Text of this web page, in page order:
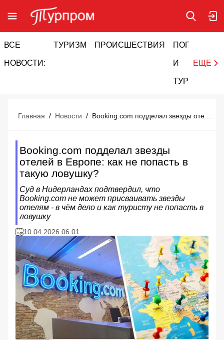
ВСЕ
НОВОСТИ:
ТУРИЗМ ПРОИСШЕСТВИЯ ПОГОДА
И
ТУРИЗМ
ЕЩЕ
Главная / Новости /
Booking.com подделал звезды
отелей в Европе: как не попасть в
такую ловушку?
Суд в Нидерландах подтвердил, что
Booking.com не может присваивать звезды
отелям - в чём дело и как туристу не попасть в
ловушку
10.04.2026 06:01